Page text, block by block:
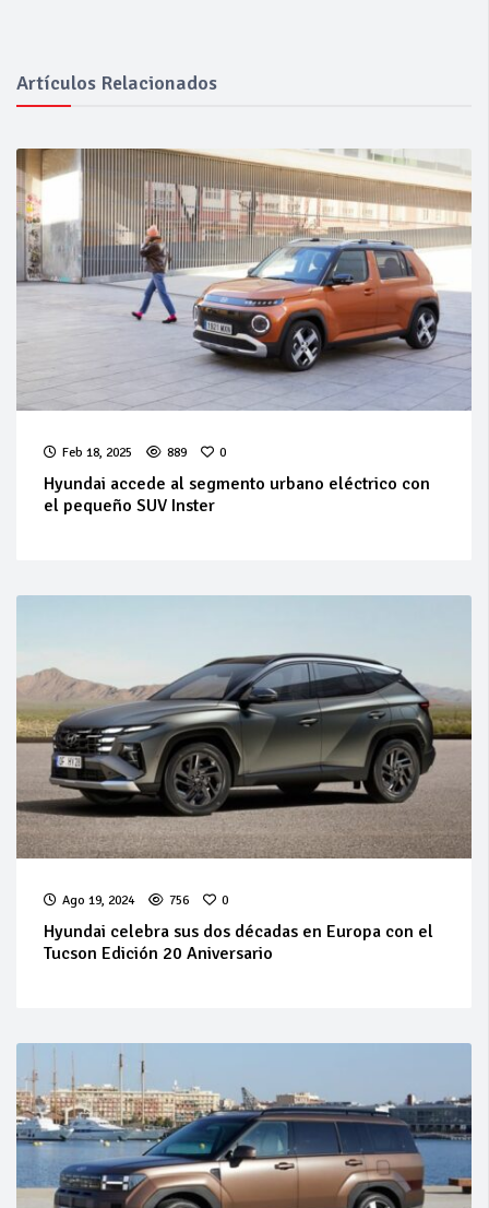
Artículos Relacionados
Feb 18, 2025 889 0
Hyundai accede al segmento urbano eléctrico con
el pequeño SUV Inster
Ago 19, 2024 756 0
Hyundai celebra sus dos décadas en Europa con el
Tucson Edición 20 Aniversario